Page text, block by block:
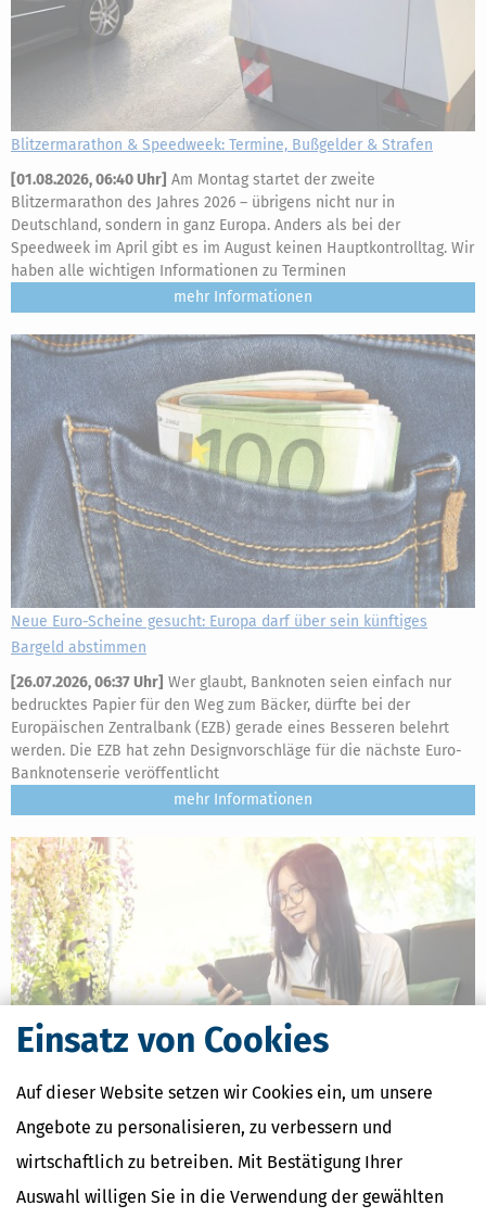
Einsatz von Cookies
Auf dieser Website setzen wir Cookies ein, um unsere
Angebote zu personalisieren, zu verbessern und
wirtschaftlich zu betreiben. Mit Bestätigung Ihrer
Auswahl willigen Sie in die Verwendung der gewählten
Blitzermarathon & Speedweek: Termine, Bußgelder & Strafen
[01.08.2026, 06:40 Uhr] Am Montag startet der zweite
Blitzermarathon des Jahres 2026 – übrigens nicht nur in
Deutschland, sondern in ganz Europa. Anders als bei der
Speedweek im April gibt es im August keinen Hauptkontrolltag. Wir
haben alle wichtigen Informationen zu Terminen
mehr
Neue Euro-Scheine gesucht: Europa darf über sein künftiges
Bargeld abstimmen
[26.07.2026, 06:37 Uhr] Wer glaubt, Banknoten seien einfach nur
bedrucktes Papier für den Weg zum Bäcker, dürfte bei der
Europäischen Zentralbank (EZB) gerade eines Besseren belehrt
werden. Die EZB hat zehn Designvorschläge für die nächste Euro-
Banknotenserie veröffentlicht
mehr
Zollfreigrenze für Online-Bestellungen fällt weg: Was sich ab 1. Juli
2026 ändert
24.06.2026, 08:16 Uhr ] Ab dem 1. Juli 2026 gilt in der Europäischen
Union eine grundlegende Änderung für den Onlinehandel mit